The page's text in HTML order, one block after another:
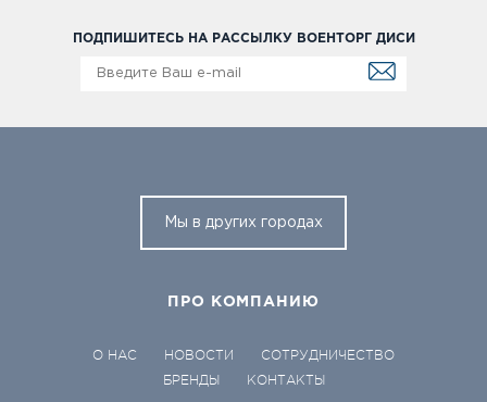
ПОДПИШИТЕСЬ НА РАССЫЛКУ ВОЕНТОРГ ДИСИ
Мы в других городах
ПРО КОМПАНИЮ
О НАС НОВОСТИ
СОТРУДНИЧЕСТВО
БРЕНДЫ
КОНТАКТЫ